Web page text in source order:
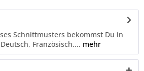
Schnittmusters bekommst Du in
Französisch.... mehr